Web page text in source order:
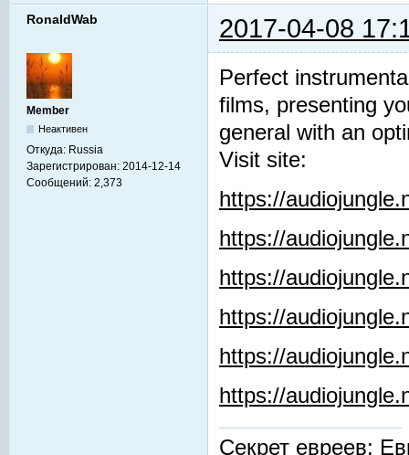
RonaldWab 2017-04-08
Member
Неактивен
Откуда: Russia
Зарегистрирован: 2014-12-14
Сообщений: 2,373
Perfect
films, presenting
general with an
Visit site:
https://
https://
https://
https://
https://
https://
Секрет евреев: